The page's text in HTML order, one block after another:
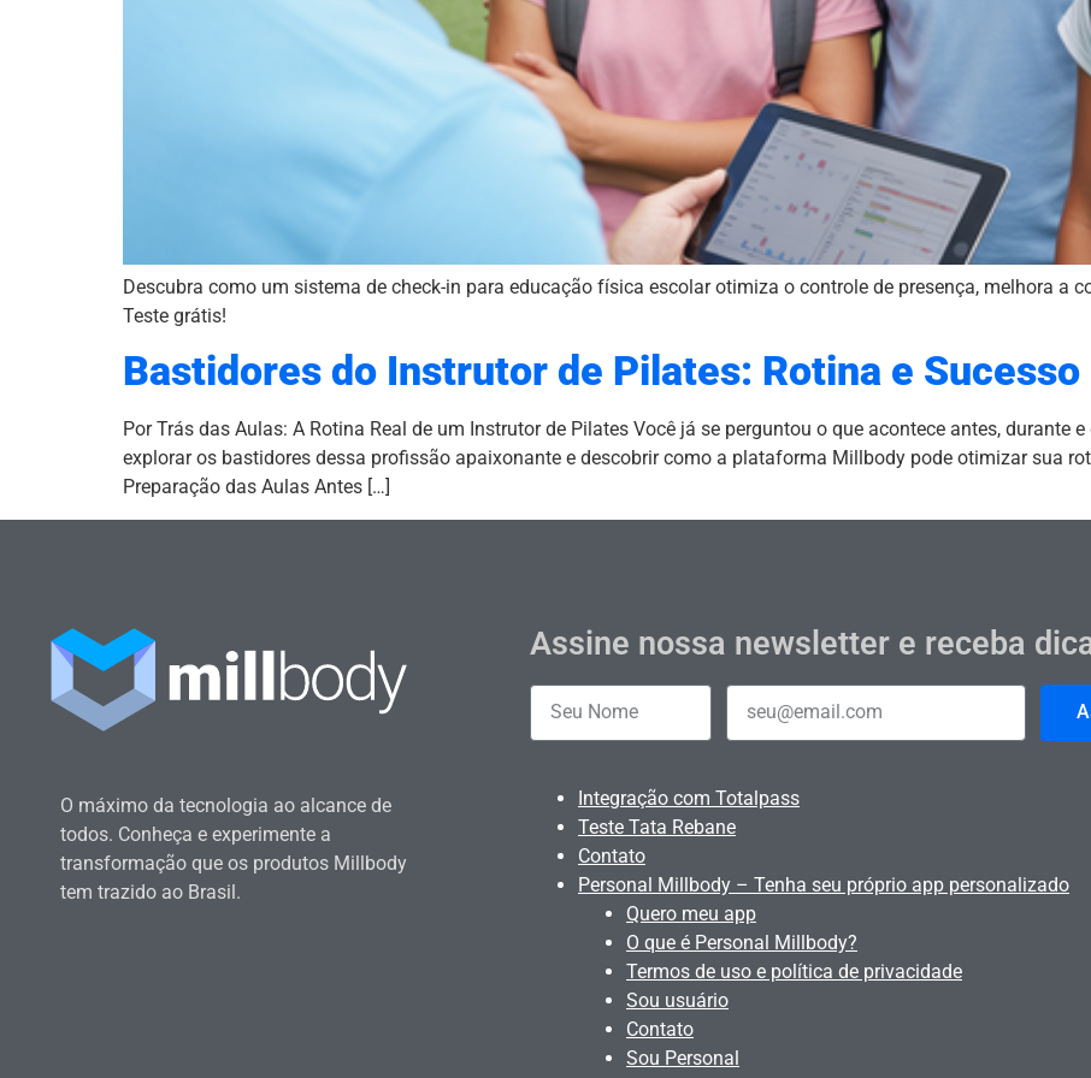
Descubra como um sistema de check-in para educação física escolar otimiza o controle de presença, melhora a
Teste grátis!
Bastidores do Instrutor de Pilates: Rotina e Sucesso
Por Trás das Aulas: A Rotina Real de um Instrutor de Pilates Você já se perguntou o que acontece antes, durante
explorar os bastidores dessa profissão apaixonante e descobrir como a plataforma Millbody pode otimizar sua
Preparação das Aulas Antes […]
O máximo da tecnologia ao alcance de
todos. Conheça e experimente a
transformação que os produtos Millbody
tem trazido ao Brasil.
Assine nossa newsletter e receba
Integração com Totalpass
Teste Tata Rebane
Contato
Personal Millbody – Tenha seu próprio app personalizado
Quero meu app
O que é Personal Millbody?
Termos de uso e política de privacidade
Sou usuário
Contato
Sou Personal